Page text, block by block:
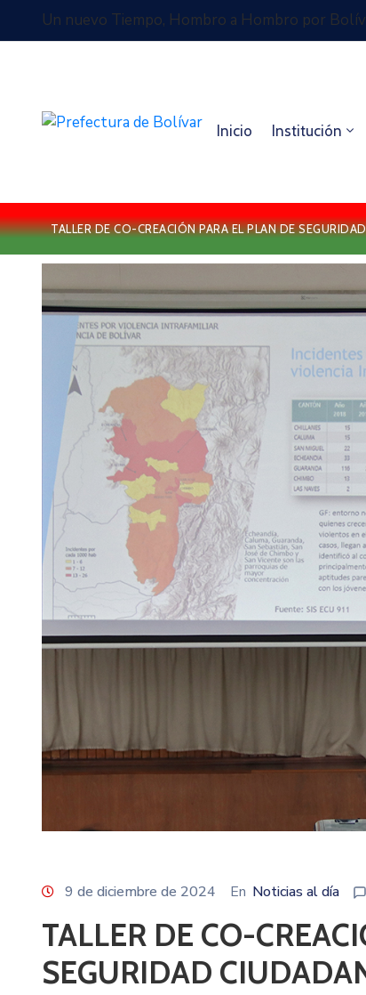
Un nuevo Tiempo, Hombro a Hombro por
Inicio Institución
TALLER DE CO-CREACIÓN PARA EL PLAN DE
9 de diciembre de 2024 En Noticias al día
TALLER DE CO-
SEGURIDAD